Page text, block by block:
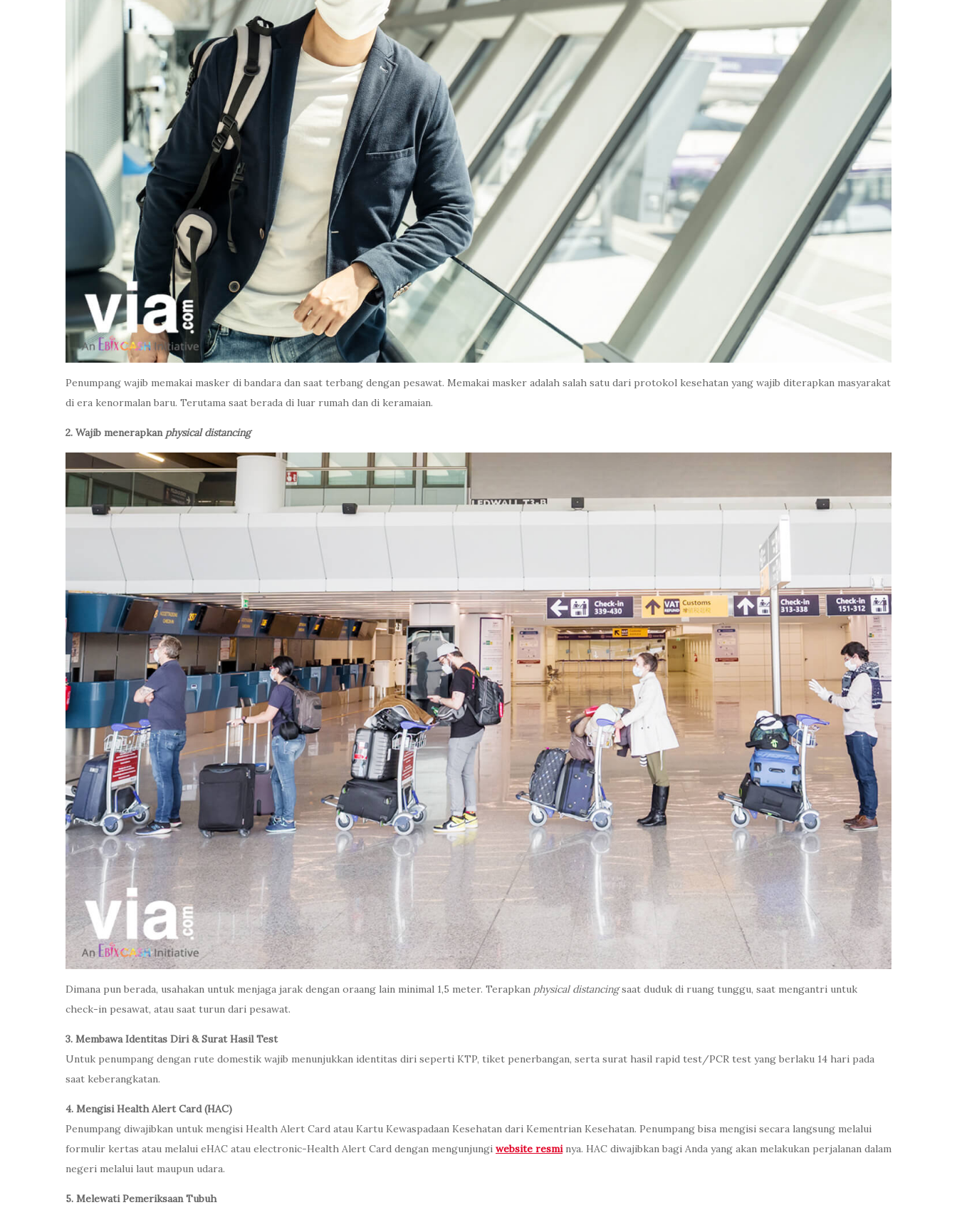
Penumpang wajib memakai masker di bandara dan saat terbang dengan pesawat. Memakai masker adalah salah satu dari protokol kesehatan yang wajib diterapkan masyarakat
di era kenormalan baru. Terutama saat berada di luar rumah dan di keramaian.
2. Wajib menerapkan physical distancing
Dimana pun berada, usahakan untuk menjaga jarak dengan oraang lain minimal 1,5 meter. Terapkan physical distancingsaat duduk di ruang tunggu, saat mengantri untuk
check-in pesawat, atau saat turun dari pesawat.
3. Membawa Identitas Diri & Surat Hasil Test
Untuk penumpang dengan rute domestik wajib menunjukkan identitas diri seperti KTP, tiket penerbangan, serta surat hasil rapid test/PCR test yang berlaku 14 hari pada
saat keberangkatan.
4. Mengisi Health Alert Card (HAC)
Penumpang diwajibkan untuk mengisi Health Alert Card atau Kartu Kewaspadaan Kesehatan dari Kementrian Kesehatan. Penumpang bisa mengisi secara langsung melalui
formulir kertas atau melalui eHAC atau electronic-Health Alert Card dengan mengunjungi website resminya. HAC diwajibkan bagi Anda yang akan melakukan perjalanan dalam
negeri melalui laut maupun udara.
5. Melewati Pemeriksaan Tubuh